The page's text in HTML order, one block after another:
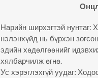
Нарийн ширхэгтэй нунтаг:
нэлэнхүйд нь бүрхэн
эдийн хөдөлгөөнийг
хялбарчилж өгнө.
Ус хэрэглэхгүй уудаг: